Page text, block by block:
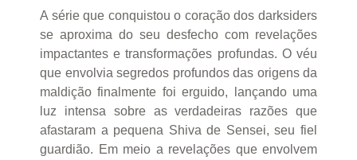
A série que conquistou o coração dos darksiders
se aproxima do seu desfecho com revelações
impactantes e transformações profundas. O véu
que envolvia segredos profundos das origens da
maldição finalmente foi erguido, lançando uma
luz intensa sobre as verdadeiras razões que
afastaram a pequena Shiva de Sensei, seu fiel
guardião. Em meio a revelações que envolvem